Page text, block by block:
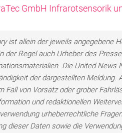
GmbH Infrarotsensorik
ist allein der jeweils angegebene
der Regel auch Urheber des
Die United
der dargestellten Meldung.
Fall von Vorsatz oder grober
und redaktionellen
urheberrechtliche
dieser Daten sowie die